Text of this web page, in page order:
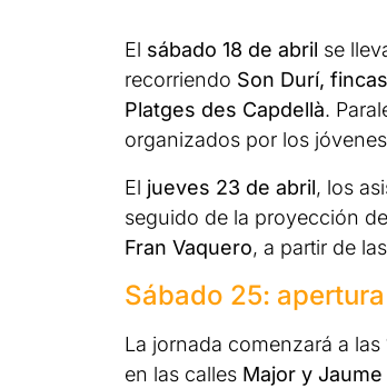
El sábado 18 de abril se
recorriendo Son Durí,
Platges des Capdellà.
organizados por los
El jueves 23 de abril, los
seguido de la proyección
Fran Vaquero, a partir de
Sábado 25:
La jornada comenzará a las
en las calles Major y Jaume